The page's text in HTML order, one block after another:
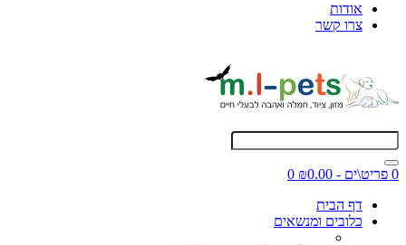
אודות
צרו קשר
0 פריט\ים - ₪0.00
0
דף הבית
כלובים ומנשאים